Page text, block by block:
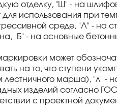
отделку, "Ш" - на
для использования при
среде, "Л" - на
"Б" - на основные
может
на то, что ступени
марша), "л" -
изделий согласно
с проектной